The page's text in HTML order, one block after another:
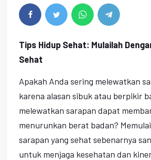
Tips Hidup Sehat: Mulailah
Sehat
Apakah Anda sering melewatkan
karena alasan sibuk atau berpikir
melewatkan sarapan dapat
menurunkan berat badan?
sarapan yang sehat sebenarnya
untuk menjaga kesehatan dan